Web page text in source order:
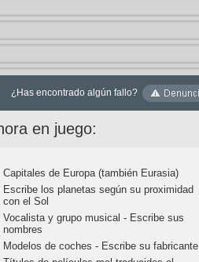
¿Has encontrado algún fallo?
en juego:
Capitales de Europa (también Eurasia)
Escribe los planetas según su proximidad
con el Sol
Vocalista y grupo musical - Escribe sus
nombres
Modelos de coches - Escribe su fabricante